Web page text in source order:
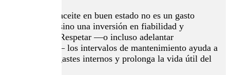
Mantener el aceite en buen estado no es un gasto
innecesario, sino una inversión en fiabilidad y
durabilidad. Respetar —o incluso adelantar
ligeramente— los intervalos de mantenimiento ayuda a
prevenir desgastes internos y prolonga la vida útil del